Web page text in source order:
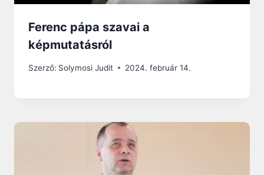
Ferenc pápa szavai a
képmutatásról
Szerző: Solymosi Judit 2024. február 14.